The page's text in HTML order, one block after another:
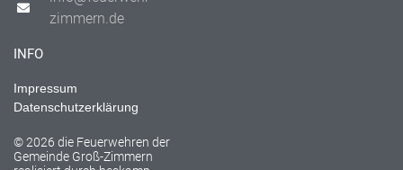
zimmern.de
INFO
Impressum
Datenschutzerklärung
© 2026 die Feuerwehren der
Gemeinde Groß-Zimmern